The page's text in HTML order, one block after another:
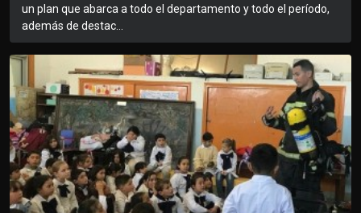
un plan que abarca a todo el departamento y todo el período,
además de destac...